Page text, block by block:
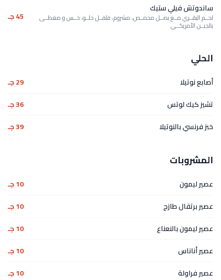
ساندوتش فيلي ستيك
لحــم البقــري مــع بصــل محمــص، مشروم، فلفــل حلــو، خــس و مغطــى
بالجبــن الأمريكــي
45 جـ
الحلي
أصابع نوتيلا
29 جـ
تشيز كيك لوتس
36 جـ
خبز فرنسي بالنوتيلا
39 جـ
المشروبات
عصير ليمون
10 جـ
عصير برتقال طازج
10 جـ
عصير ليمون بالنعناع
10 جـ
عصير أناناس
10 جـ
عصير فراولة
10 جـ